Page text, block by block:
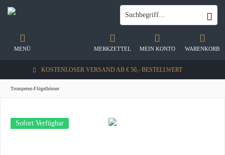
KOSTENLOSER VERSAND AB € 50,- BESTELLWERT
WARENKORB
MERKZETTEL MEIN KONTO
MENÜ
Trompeten-Flügelhörner
Sofort Verfügbar